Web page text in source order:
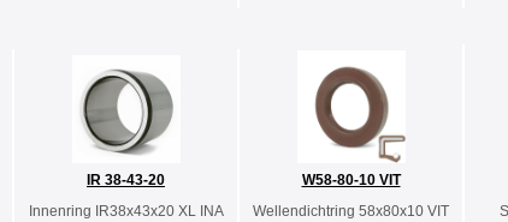
IR 38-43-20
Innenring IR38x43x20 XL INA
W58-80-10 VIT
Wellendichtring 58x80x10 VIT